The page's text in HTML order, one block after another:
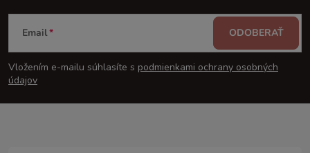
Z
á
p
Email
Vložením e-mailu súhlasíte s podmienkami ochrany osobných
údajov
ODOBERAŤ